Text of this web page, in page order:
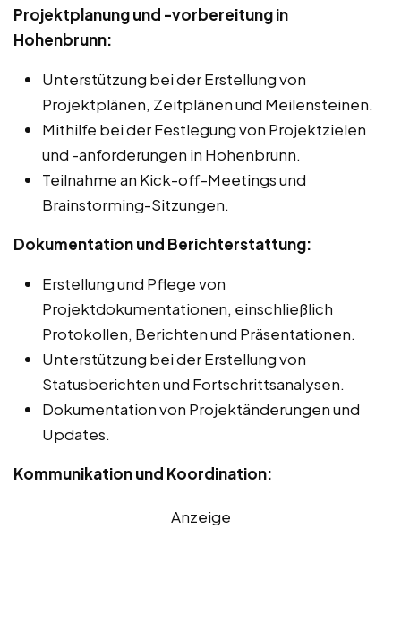
Projektplanung und -vorbereitung in
Hohenbrunn:
Unterstützung bei der Erstellung von
Projektplänen, Zeitplänen und Meilensteinen.
Mithilfe bei der Festlegung von Projektzielen
und -anforderungen in Hohenbrunn.
Teilnahme an Kick-off-Meetings und
Brainstorming-Sitzungen.
Dokumentation und Berichterstattung:
Erstellung und Pflege von
Projektdokumentationen, einschließlich
Protokollen, Berichten und Präsentationen.
Unterstützung bei der Erstellung von
Statusberichten und Fortschrittsanalysen.
Dokumentation von Projektänderungen und
Updates.
Kommunikation und Koordination:
Anzeige